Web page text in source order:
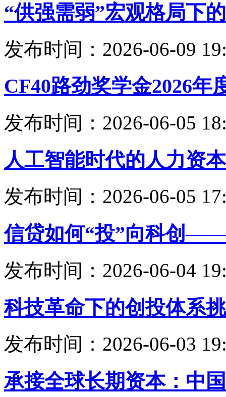
“供强需弱”宏观格局下
发布时间：2026-06-09
CF40路劲奖学金2026年
发布时间：2026-06-05
人工智能时代的人力资
发布时间：2026-06-05
信贷如何“投”向科创
发布时间：2026-06-04
科技革命下的创投体系
发布时间：2026-06-03
承接全球长期资本：中